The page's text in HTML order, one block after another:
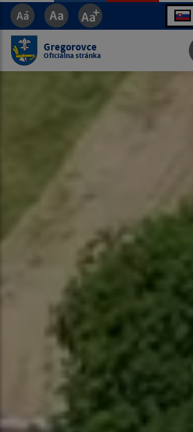
Gregorovce
Oficiálna stránka